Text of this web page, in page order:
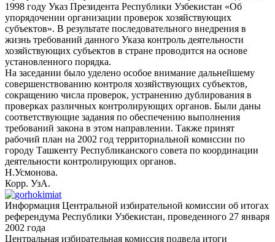
1998 году Указ Президента Республики Узбекистан «Об
упорядочении организации проверок хозяйствующих
субъектов». В результате последовательного внедрения в
жизнь требований данного Указа контроль деятельности
хозяйствующих субъектов в стране проводится на основе
установленного порядка.
На заседании было уделено особое внимание дальнейшему
совершенствованию контроля хозяйствующих субъектов,
сокращению числа проверок, устранению дублирования в
проверках различных контролирующих органов. Были даны
соответствующие задания по обеспечению выполнения
требований закона в этом направлении. Также принят
рабочий план на 2002 год территориальной комиссии по
городу Ташкенту Республиканского совета по координации
деятельности контролирующих органов.
Н.Усмонова.
Корр. УзА.
Информация Центральной избирательной комиссии об итогах
референдума Республики Узбекистан, проведенного 27 января
2002 года
Центральная избирательная комиссия подвела итоги